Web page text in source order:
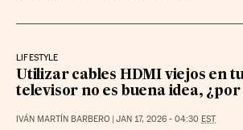
LIFESTYLE
Utilizar cables HDMI viejos en
televisor no es buena idea, ¿por
IVÁN MARTÍN BARBERO | JAN 17, 2026 - 04:30 EST